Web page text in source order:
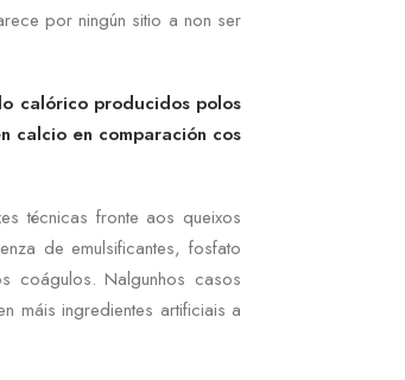
por ningún sitio a non ser
calórico producidos polos
calcio en comparación cos
técnicas fronte aos queixos
de emulsificantes, fosfato
coágulos. Nalgunhos casos
máis ingredientes artificiais a